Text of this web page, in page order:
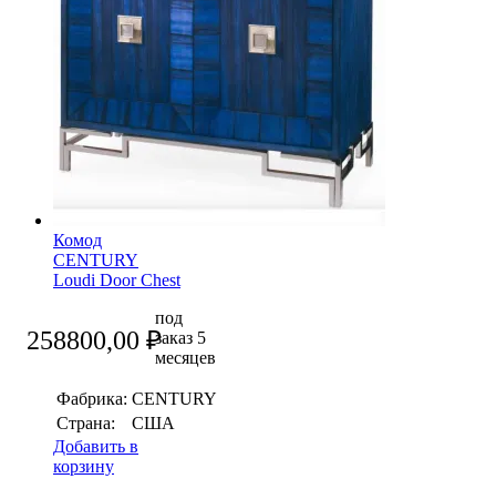
Комод
CENTURY
Loudi Door Chest
258800,00₽
под
заказ 5
месяцев
Фабрика: CENTURY
Страна:
США
Добавить в
корзину